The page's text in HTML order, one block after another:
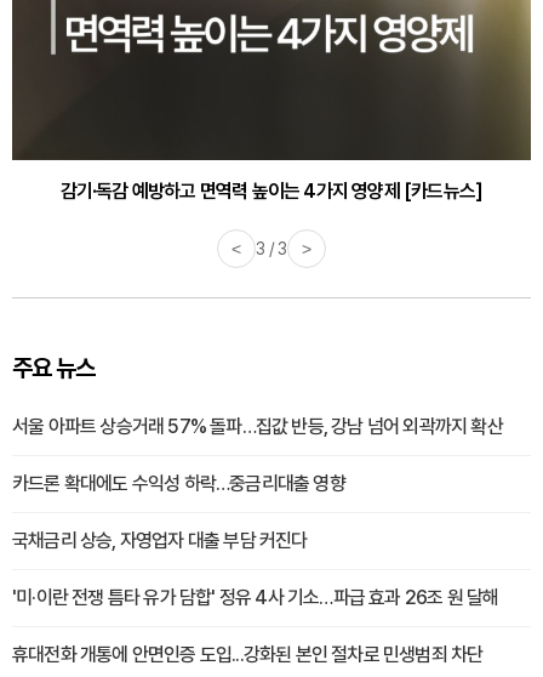
감기·독감 예방하고 면역력 높이는 4가지 영양제 [카드뉴스]
< 3 / 3 >
주요 뉴스
서울 아파트 상승거래 57% 돌파…집값 반등, 강남 넘어 외곽까지 확산
카드론 확대에도 수익성 하락…중금리대출 영향
국채금리 상승, 자영업자 대출 부담 커진다
'미·이란 전쟁 틈타 유가 담합' 정유 4사 기소…파급 효과 26조 원 달해
휴대전화 개통에 안면인증 도입...강화된 본인 절차로 민생범죄 차단